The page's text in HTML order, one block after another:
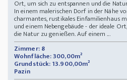
Ort, um sich zu entspannen und die
In einem malerischen Dorf in der Nähe
charmantes, rustikales Einfamilienhaus
und einem Nebengebäude - der ideale
die Natur zu genießen. Auf einem ...
Zimmer: 8
Wohnfläche: 300,00m²
Grundstück: 13.900,00m²
Pazin